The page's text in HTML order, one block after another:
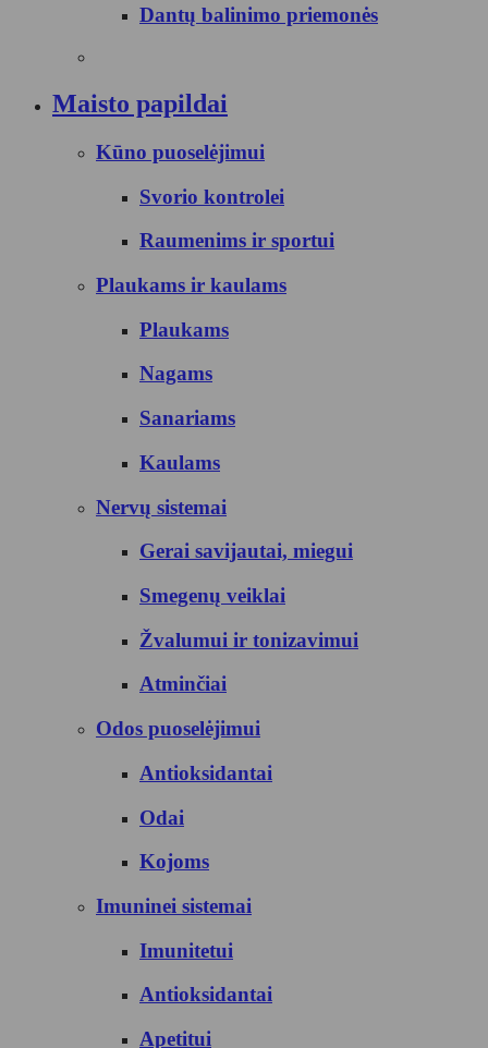
Dantų balinimo priemonės
Maisto papildai
Kūno puoselėjimui
Svorio kontrolei
Raumenims ir sportui
Plaukams ir kaulams
Plaukams
Nagams
Sanariams
Kaulams
Nervų sistemai
Gerai savijautai, miegui
Smegenų veiklai
Žvalumui ir tonizavimui
Atminčiai
Odos puoselėjimui
Antioksidantai
Odai
Kojoms
Imuninei sistemai
Imunitetui
Antioksidantai
Apetitui